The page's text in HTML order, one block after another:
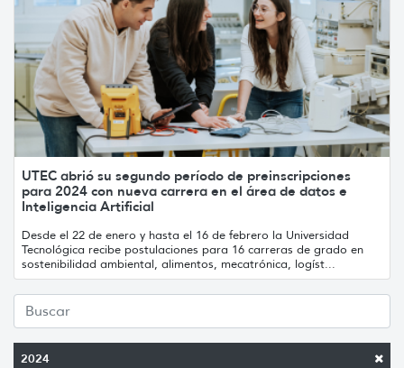
2024
UTEC abrió su segundo período de preinscripciones
para 2024 con nueva carrera en el área de datos e
Inteligencia Artificial
Desde el 22 de enero y hasta el 16 de febrero la Universidad
Tecnológica recibe postulaciones para 16 carreras de grado en
sostenibilidad ambiental, alimentos, mecatrónica, logíst...